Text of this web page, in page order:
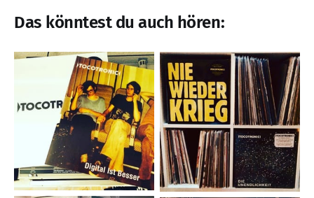
Das könntest du auch hören: